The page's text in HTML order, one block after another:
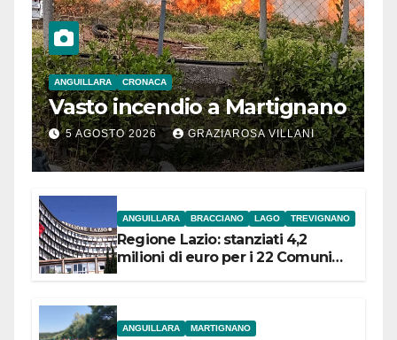
ANGUILLARA CRONACA
Vasto incendio a Martignano
5 AGOSTO 2026 GRAZIAROSA VILLANI
ANGUILLARA BRACCIANO LAGO TREVIGNANO
Regione Lazio: stanziati 4,2
milioni di euro per i 22 Comuni
ANGUILLARA MARTIGNANO